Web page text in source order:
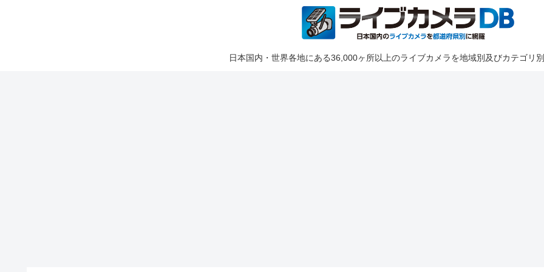
日本国内・世界各地にある36,000ヶ所以上のライブカメラを地域別及びカテゴリ別